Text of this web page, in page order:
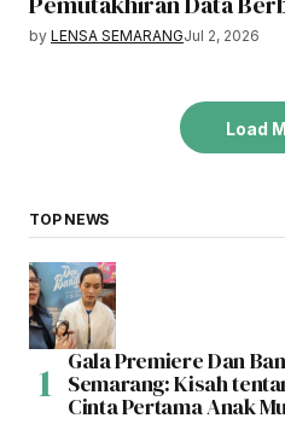
by LENSA SEMARANGJul 2, 2026
Load
TOP NEWS
Gala Premiere Dan
Semarang: Kisah
Cinta Pertama Anak